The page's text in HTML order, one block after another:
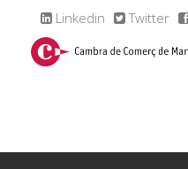
Linkedin Twitter